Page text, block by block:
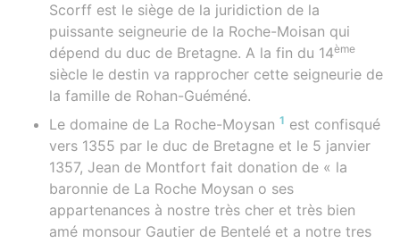
Scorff est le siège de la juridiction de la
puissante seigneurie de la Roche-Moisan qui
dépend du duc de Bretagne. A la fin du 14ème
siècle le destin va rapprocher cette seigneurie de
la famille de Rohan-Guéméné.
Le domaine de La Roche-Moysan 1 est confisqué
vers 1355 par le duc de Bretagne et le 5 janvier
1357, Jean de Montfort fait donation de « la
baronnie de La Roche Moysan o ses
appartenances à nostre très cher et très bien
amé monsour Gautier de Bentelé et a notre tres